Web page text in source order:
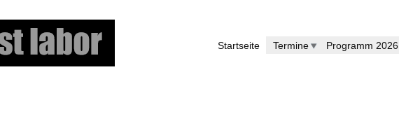
Startseite Termine Programm 2026